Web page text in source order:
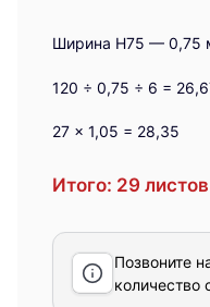
Ширина Н75 — 0,75
120 ÷ 0,75 ÷ 6 =
27 × 1,05 = 28,35
Итого: 29
Позвоните
количество